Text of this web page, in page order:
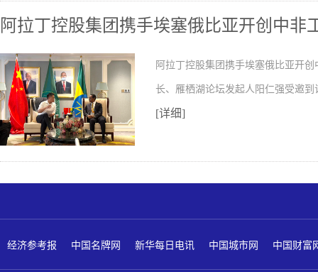
阿拉丁控股集团携手埃塞俄比亚开创中非
阿拉丁控股集团携手埃塞俄比亚开
长、雁栖湖论坛发起人阳仁强受邀
[详细]
经济参考报 中国名牌网 新华每日电讯 中国城市网 中国财富